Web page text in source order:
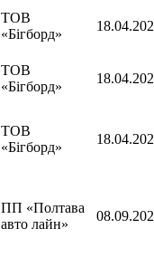
ТОВ
«Бігборд»
ТОВ
«Бігборд»
ТОВ
«Бігборд»
ПП «Полтава
авто лайн»